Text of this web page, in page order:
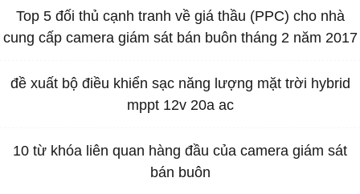
Top 5 đối thủ cạnh tranh về giá thầu (PPC) cho nhà
cung cấp camera giám sát bán buôn tháng 2 năm 2017
đề xuất bộ điều khiển sạc năng lượng mặt trời hybrid
mppt 12v 20a ac
10 từ khóa liên quan hàng đầu của camera giám sát
bán buôn